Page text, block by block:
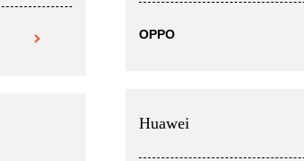
OPPO
Huawei